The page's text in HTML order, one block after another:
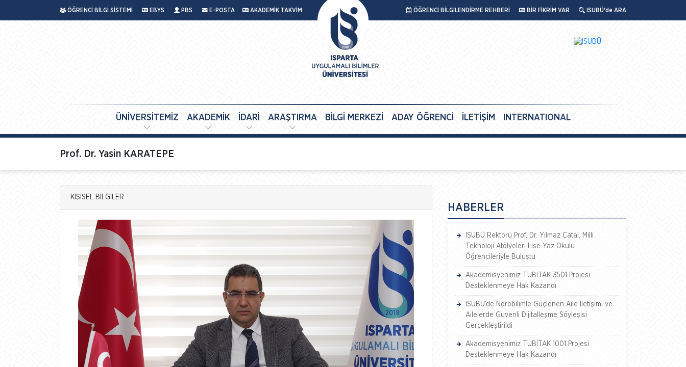
ÖĞRENCİ BİLGİ SİSTEMİ EBYS PBS E-POSTA AKADEMİK TAKVİM ÖĞRENCİ BİLGİLENDİRME REHBERİ BİR FİKRİM VAR ISUBÜ'de ARA
ÜNİVERSİTEMİZ AKADEMİK İDARİ ARAŞTIRMA BİLGİ MERKEZİ ADAY ÖĞRENCİ İLETİŞİM INTERNATIONAL
Prof. Dr. Yasin KARATEPE
KİŞİSEL BİLGİLER
HABERLER
ISUBÜ Rektörü Prof. Dr. Yılmaz Çatal, Milli
Teknoloji Atölyeleri Lise Yaz Okulu
Öğrencileriyle Buluştu
Akademisyenimiz TÜBİTAK 3501 Projesi
Desteklenmeye Hak Kazandı
ISUBÜ’de Nörobilimle Güçlenen Aile İletişimi ve
Ailelerde Güvenli Dijitalleşme Söyleşisi
Gerçekleştirildi
Akademisyenimiz TÜBİTAK 1001 Projesi
Desteklenmeye Hak Kazandı